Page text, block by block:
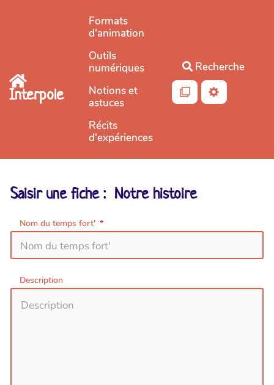
Aller au contenu principal
Interpole
Formats
d'animation
Outils
numériques
Notions et
astuces
Récits
d'expériences
Recherche
Saisir une fiche : Notre histoire
Nom du temps fort'
Description